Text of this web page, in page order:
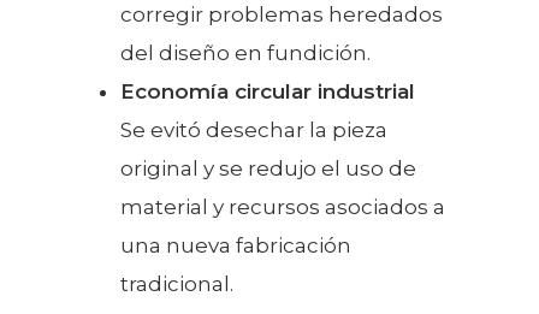
corregir problemas heredados
del diseño en fundición.
Economía circular industrial
Se evitó desechar la pieza
original y se redujo el uso de
material y recursos asociados a
una nueva fabricación
tradicional.